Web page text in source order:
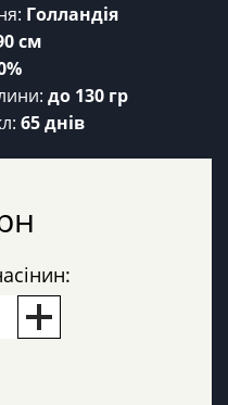
Голландія
см
до 130 гр
65 днів